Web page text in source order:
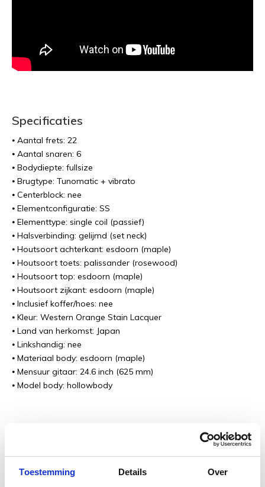
Toestemming Details Over
Specificaties
⦁ Aantal frets: 22
⦁ Aantal snaren: 6
⦁ Bodydiepte: fullsize
⦁ Brugtype: Tunomatic + vibrato
⦁ Centerblock: nee
⦁ Elementconfiguratie: SS
⦁ Elementtype: single coil (passief)
⦁ Halsverbinding: gelijmd (set neck)
⦁ Houtsoort achterkant: esdoorn (maple)
⦁ Houtsoort toets: palissander (rosewood)
⦁ Houtsoort top: esdoorn (maple)
⦁ Houtsoort zijkant: esdoorn (maple)
⦁ Inclusief koffer/hoes: nee
⦁ Kleur: Western Orange Stain Lacquer
⦁ Land van herkomst: Japan
⦁ Linkshandig: nee
⦁ Materiaal body: esdoorn (maple)
⦁ Mensuur gitaar: 24.6 inch (625 mm)
⦁ Model body: hollowbody
Deze Gretsch wordt geleverd inclusief:
50% korting op eerste servicebeurt (geldig tot 6